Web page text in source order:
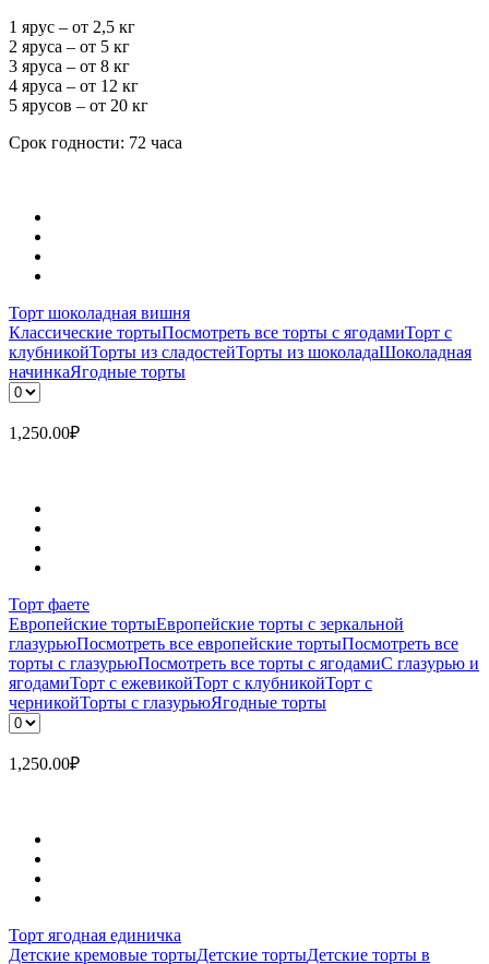
1 ярус – от 2,5 кг
2 яруса – от 5 кг
3 яруса – от 8 кг
4 яруса – от 12 кг
5 ярусов – от 20 кг
Срок годности: 72 часа
Торт шоколадная вишня
Классические тортыПосмотреть все торты с ягодамиТорт с
клубникойТорты из сладостейТорты из шоколадаШоколадная
начинкаЯгодные торты
1,250.00₽
Торт фаете
Европейские тортыЕвропейские торты с зеркальной
глазурьюПосмотреть все европейские тортыПосмотреть все
торты с глазурьюПосмотреть все торты с ягодамиС глазурью и
ягодамиТорт с ежевикойТорт с клубникойТорт с
черникойТорты с глазурьюЯгодные торты
1,250.00₽
Торт ягодная единичка
Детские кремовые тортыДетские тортыДетские торты в